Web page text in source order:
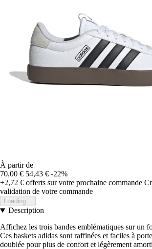
À partir de
70,00 € 54,43 € -22%
+2,72 € offerts sur votre prochaine commande
validation de votre commande
Loading...
Description
Affichez les trois bandes emblématiques sur un
Ces baskets adidas sont raffinées et faciles à
doublée pour plus de confort et légèrement